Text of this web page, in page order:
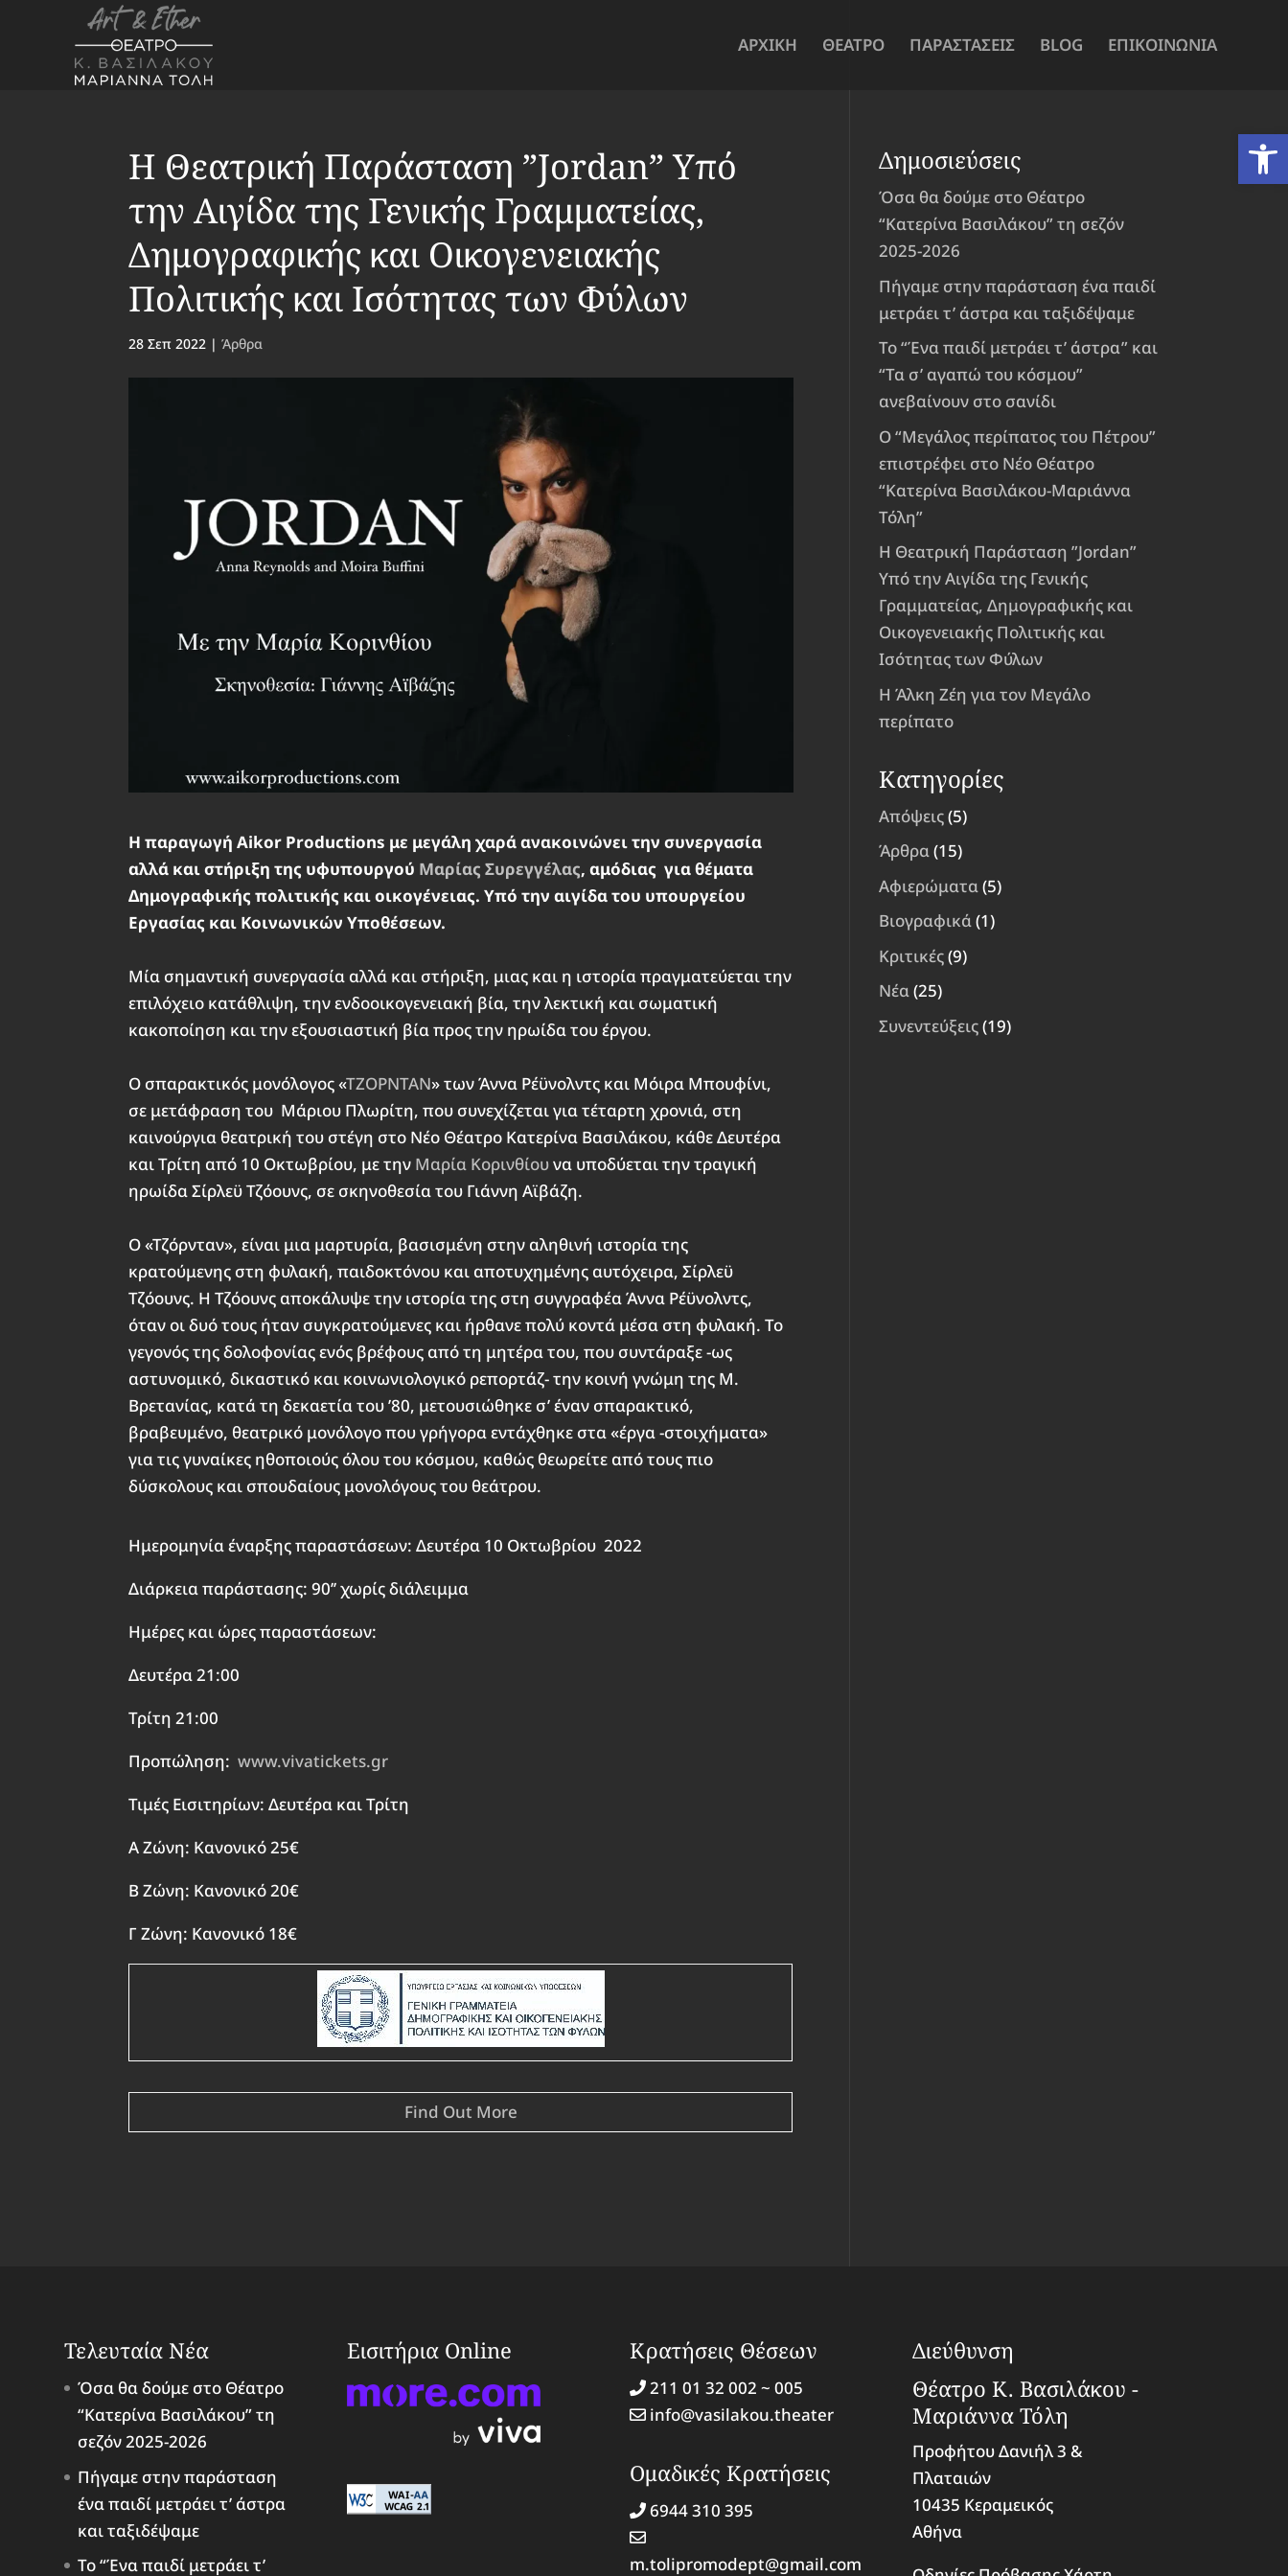
ΑΡΧΙΚΗ ΘΕΑΤΡΟ ΠΑΡΑΣΤΑΣΕΙΣ BLOG ΕΠΙΚΟΙΝΩΝΙΑ
Η Θεατρική Παράσταση ”Jordan” Υπό
την Αιγίδα της Γενικής Γραμματείας,
Δημογραφικής και Οικογενειακής
Πολιτικής και Ισότητας των Φύλων
28 Σεπ 2022 |Άρθρα
Η παραγωγή Aikor Productions με μεγάλη χαρά ανακοινώνει την συνεργασία
αλλά και στήριξη της υφυπουργού Μαρίας Συρεγγέλας, αμόδιας για θέματα
Δημογραφικής πολιτικής και οικογένειας. Υπό την αιγίδα του υπουργείου
Εργασίας και Κοινωνικών Υποθέσεων.
Μία σημαντική συνεργασία αλλά και στήριξη, μιας και η ιστορία πραγματεύεται την
επιλόχειο κατάθλιψη, την ενδοοικογενειακή βία, την λεκτική και σωματική
κακοποίηση και την εξουσιαστική βία προς την ηρωίδα του έργου.
Ο σπαρακτικός μονόλογος «ΤΖΟΡΝΤΑΝ» των Άννα Ρέϋνολντς και Μόιρα Μπουφίνι,
σε μετάφραση του Μάριου Πλωρίτη, που συνεχίζεται για τέταρτη χρονιά, στη
καινούργια θεατρική του στέγη στο Νέο Θέατρο Κατερίνα Βασιλάκου, κάθε Δευτέρα
και Τρίτη από 10 Οκτωβρίου, με την Μαρία Κορινθίουνα υποδύεται την τραγική
ηρωίδα Σίρλεϋ Τζόουνς, σε σκηνοθεσία του Γιάννη Αϊβάζη.
Ο «Τζόρνταν», είναι μια μαρτυρία, βασισμένη στην αληθινή ιστορία της
κρατούμενης στη φυλακή, παιδοκτόνου και αποτυχημένης αυτόχειρα, Σίρλεϋ
Τζόουνς. Η Τζόουνς αποκάλυψε την ιστορία της στη συγγραφέα Άννα Ρέϋνολντς,
όταν οι δυό τους ήταν συγκρατούμενες και ήρθανε πολύ κοντά μέσα στη φυλακή. Το
γεγονός της δολοφονίας ενός βρέφους από τη μητέρα του, που συντάραξε -ως
αστυνομικό, δικαστικό και κοινωνιολογικό ρεπορτάζ- την κοινή γνώμη της Μ.
Βρετανίας, κατά τη δεκαετία του ’80, μετουσιώθηκε σ’ έναν σπαρακτικό,
βραβευμένο, θεατρικό μονόλογο που γρήγορα εντάχθηκε στα «έργα -στοιχήματα»
για τις γυναίκες ηθοποιούς όλου του κόσμου, καθώς θεωρείτε από τους πιο
δύσκολους και σπουδαίους μονολόγους του θεάτρου.
Ημερομηνία έναρξης παραστάσεων: Δευτέρα 10 Οκτωβρίου 2022
Διάρκεια παράστασης: 90’’ χωρίς διάλειμμα
Ημέρες και ώρες παραστάσεων:
Δευτέρα 21:00
Τρίτη 21:00
Προπώληση:www.vivatickets.gr
Τιμές Εισιτηρίων: Δευτέρα και Τρίτη
Α Ζώνη: Κανονικό 25€
Β Ζώνη: Κανονικό 20€
Γ Ζώνη: Κανονικό 18€
Find Out More
Δημοσιεύσεις
Όσα θα δούμε στο Θέατρο
“Κατερίνα Βασιλάκου” τη σεζόν
2025-2026
Πήγαμε στην παράσταση ένα παιδί
μετράει τ’ άστρα και ταξιδέψαμε
Το “Ένα παιδί μετράει τ’ άστρα” και
“Τα σ’ αγαπώ του κόσμου”
ανεβαίνουν στο σανίδι
Ο “Μεγάλος περίπατος του Πέτρου”
επιστρέφει στο Νέο Θέατρο
“Κατερίνα Βασιλάκου-Μαριάννα
Τόλη”
Η Θεατρική Παράσταση ”Jordan”
Υπό την Αιγίδα της Γενικής
Γραμματείας, Δημογραφικής και
Οικογενειακής Πολιτικής και
Ισότητας των Φύλων
Η Άλκη Ζέη για τον Μεγάλο
περίπατο
Κατηγορίες
Απόψεις(5)
Άρθρα(15)
Αφιερώματα (5)
Βιογραφικά(1)
Κριτικές(9)
Νέα(25)
Συνεντεύξεις(19)
Τελευταία Νέα
Όσα θα δούμε στο Θέατρο
“Κατερίνα Βασιλάκου” τη
σεζόν 2025-2026
Πήγαμε στην παράσταση
ένα παιδί μετράει τ’ άστρα
και ταξιδέψαμε
Το “Ένα παιδί μετράει τ’
Εισιτήρια Online Κρατήσεις Θέσεων
211 01 32 002 ~ 005
info@vasilakou.theater
Ομαδικές Κρατήσεις
6944 310 395
m.tolipromodept@gmail.com
Διεύθυνση
Θέατρο Κ. Βασιλάκου -
Μαριάννα Τόλη
Προφήτου Δανιήλ 3 &
Πλαταιών
10435 Κεραμεικός
Αθήνα